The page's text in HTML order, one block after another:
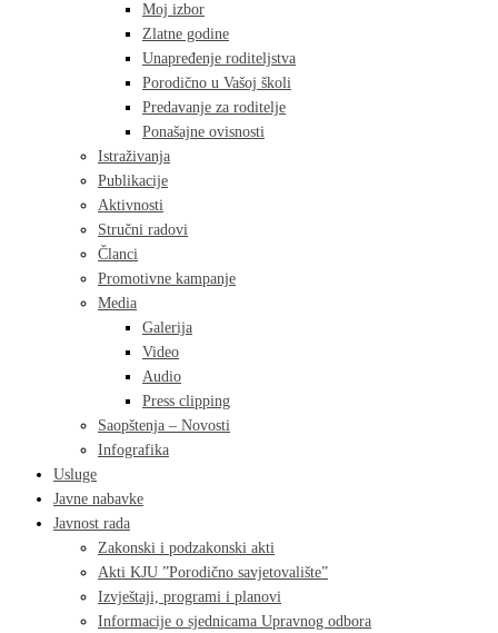
Moj izbor
Zlatne godine
Unapređenje roditeljstva
Porodično u Vašoj školi
Predavanje za roditelje
Ponašajne ovisnosti
Istraživanja
Publikacije
Aktivnosti
Stručni radovi
Članci
Promotivne kampanje
Media
Galerija
Video
Audio
Press clipping
Saopštenja – Novosti
Infografika
Usluge
Javne nabavke
Javnost rada
Zakonski i podzakonski akti
Akti KJU ”Porodično savjetovalište”
Izvještaji, programi i planovi
Informacije o sjednicama Upravnog odbora